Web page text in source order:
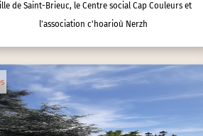
de Saint-Brieuc, le Centre social Cap Couleurs et
l'association c'hoarioù Nerzh